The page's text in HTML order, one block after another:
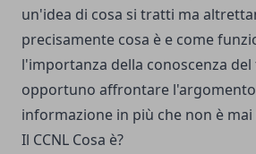
un'idea di cosa si tratti ma
precisamente cosa è e come
l'importanza della conoscenza
opportuno affrontare
informazione in più che non è
Il CCNL Cosa è?